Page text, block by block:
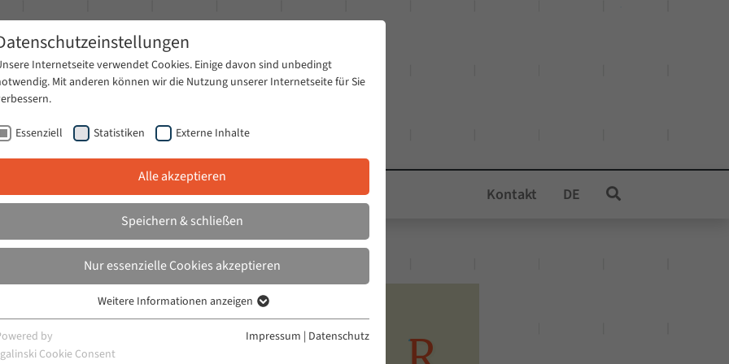
Publikationen Aktuelles Kontakt DE
Internetseite verwendet Cookies. Einige davon sind unbedingt
Mit anderen können wir die Nutzung unserer Internetseite für Sie
Essenziell Statistiken Externe Inhalte
Alle akzeptieren
Speichern & schließen
Nur essenzielle Cookies akzeptieren
Essenzielle Cookies werden für grundlegende Funktionen der Webseite
benötigt. Dadurch ist gewährleistet, dass die Webseite einwandfrei
Weitere Informationen anzeigen
by
Cookie Consent
Impressum | Datenschutz